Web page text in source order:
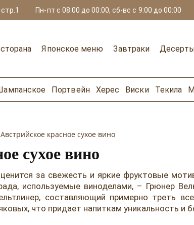
Пн-пт с 08:00 до 00:00, сб-вс с 9:00 до 00:00
Японское меню Завтраки
Портвейн Херес Виски Текила
Австрийское красное сухое вино
сухое вино
за свежесть и яркие фруктовые
используемые виноделами, – Грюнер
составляющий примерно треть
что придает напиткам уникальность и